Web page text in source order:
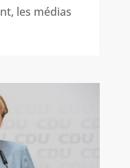
les médias